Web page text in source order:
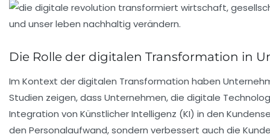
Die Rolle der digitalen Transformation in
Im Kontext derdigitalen Transformation haben
Studien zeigen, dass Unternehmen, die digitale
Integration von Künstlicher Intelligenz (KI) in den
den Personalaufwand, sondern verbessert auch die